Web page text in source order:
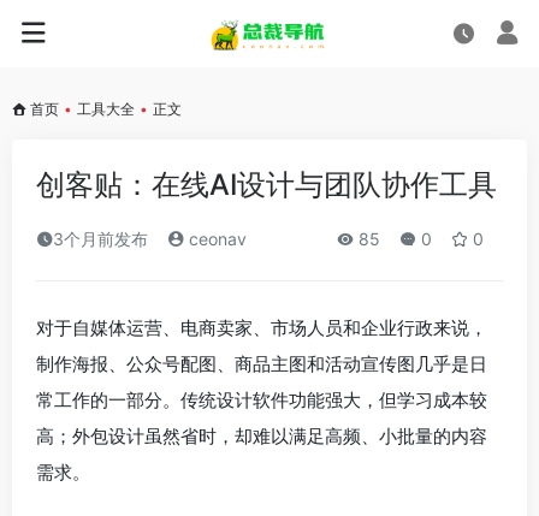
首页 • 工具大全 • 正文
创客贴：在线AI设计与团队协作工具
3个月前发布 ceonav 85 0 0
对于自媒体运营、电商卖家、市场人员和企业行政来说，
制作海报、公众号配图、商品主图和活动宣传图几乎是日
常工作的一部分。传统设计软件功能强大，但学习成本较
高；外包设计虽然省时，却难以满足高频、小批量的内容
需求。